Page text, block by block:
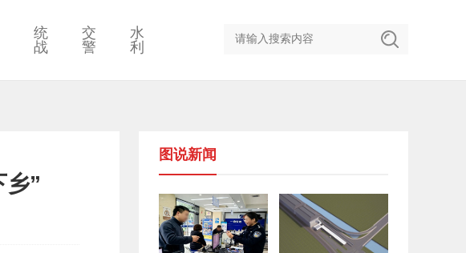
统
战
交
警
水
利
”
图说新闻